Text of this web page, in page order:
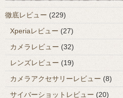
徹底レビュー (229)
Xperiaレビュー(27)
カメラレビュー (32)
レンズレビュー (19)
カメラアクセサリーレビュー (8)
サイバーショットレビュー (20)